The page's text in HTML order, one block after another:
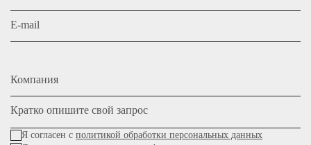
E-mail
Компания
Кратко опишите свой запрос
Я согласен с политикой обработки персональных данных